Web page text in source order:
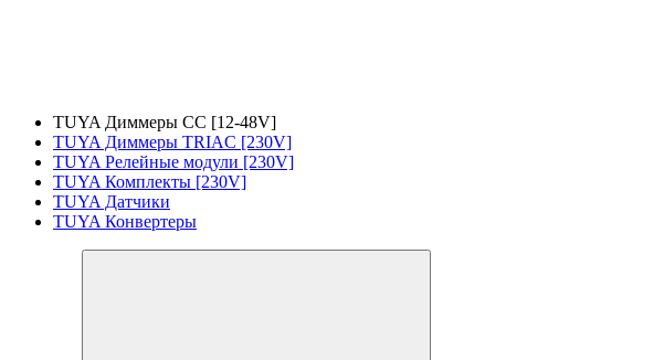
TUYA Диммеры CC [12-48V]
TUYA Диммеры TRIAC [230V]
TUYA Релейные модули [230V]
TUYA Комплекты [230V]
TUYA Датчики
TUYA Конвертеры